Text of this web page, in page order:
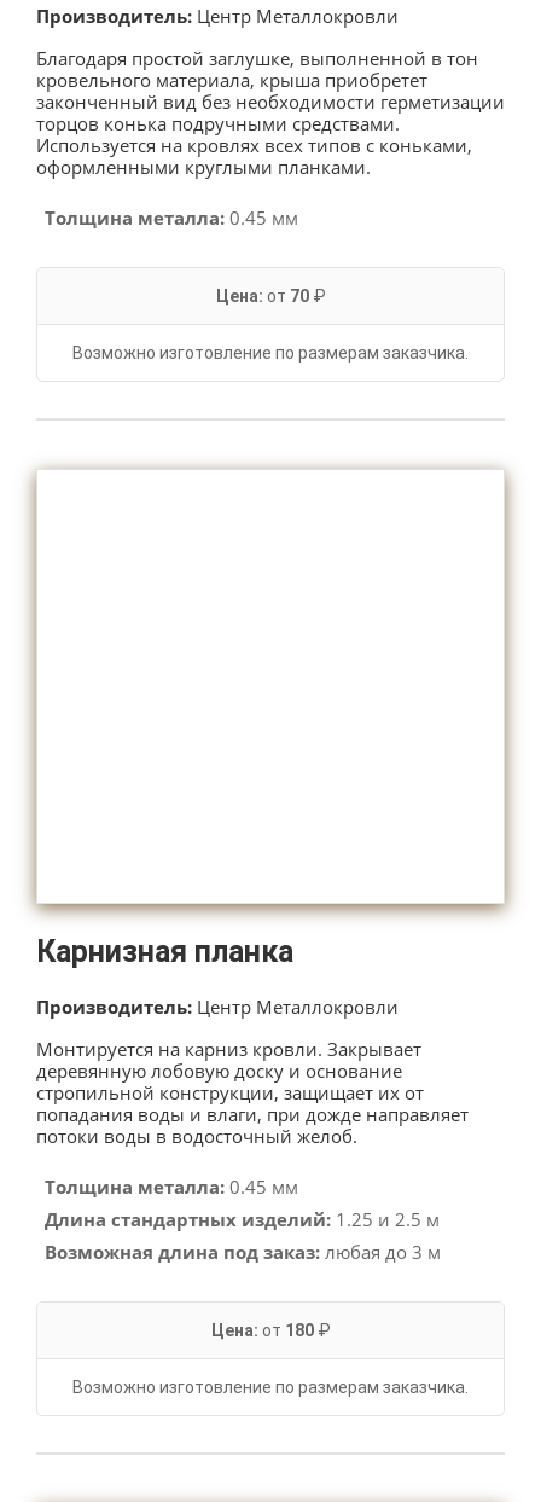
Производитель: Центр Металлокровли
Благодаря простой заглушке, выполненной в тон
кровельного материала, крыша приобретет
законченный вид без необходимости герметизации
торцов конька подручными средствами.
Используется на кровлях всех типов с коньками,
оформленными круглыми планками.
Толщина металла: 0.45 мм
Цена: от 70₽
Возможно изготовление по размерам заказчика.
Карнизная планка
Производитель: Центр Металлокровли
Монтируется на карниз кровли. Закрывает
деревянную лобовую доску и основание
стропильной конструкции, защищает их от
попадания воды и влаги, при дожде направляет
потоки воды в водосточный желоб.
Толщина металла: 0.45 мм
Длина стандартных изделий: 1.25 и 2.5 м
Возможная длина под заказ: любая до 3 м
Цена: от 180₽
Возможно изготовление по размерам заказчика.